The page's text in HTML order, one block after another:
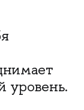
уровень.